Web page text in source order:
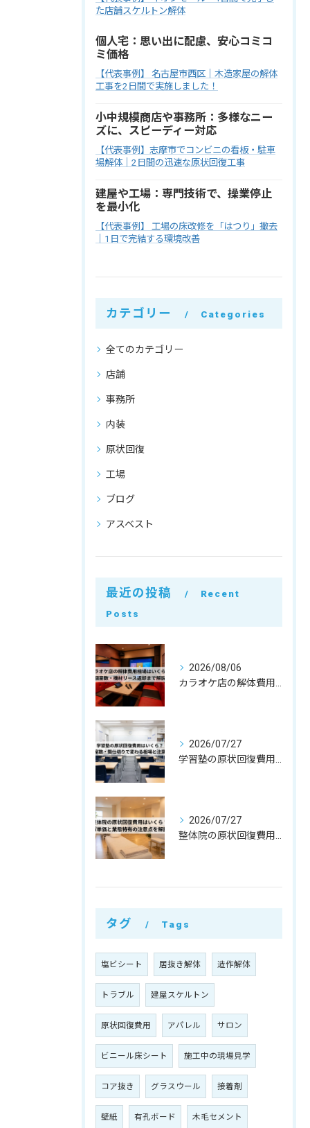
た店舗スケルトン解体
個人宅：思い出に配慮、安心コミコ
ミ価格
【代表事例】 名古屋市西区｜木造家屋の解体
工事を2日間で実施しました！
小中規模商店や事務所：多様なニー
ズに、スピーディー対応
【代表事例】志摩市でコンビニの看板・駐車
場解体｜2日間の迅速な原状回復工事
建屋や工場：専門技術で、操業停止
を最小化
【代表事例】 工場の床改修を「はつり」撤去
｜1日で完結する環境改善
カテゴリー Categories
全てのカテゴリー
店舗
事務所
内装
原状回復
工場
ブログ
アスベスト
最近の投稿
Recent
Posts
2026/08/06
2026/07/27
2026/07/27
タグ Tags
塩ビシート 居抜き解体 造作解体
トラブル 建屋スケルトン
原状回復費用 アパレル サロン
ビニール床シート 施工中の現場見学
コア抜き グラスウール 接着剤
壁紙 有孔ボード 木毛セメント